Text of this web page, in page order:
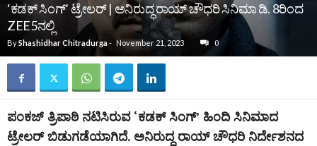
‘ಕಡಕ್ ಸಿಂಗ್’ ಟ್ರೇಲರ್‌ | ಅನಿರುದ್ಧ ರಾಯ್ ಚೌಧರಿ ಸಿನಿಮಾ ಡಿ. 8ರಿಂದ
ZEE5ನಲ್ಲಿ
ByShashidhar Chitradurga- November 21, 2023 0
ಪಂಕಜ್‌ ತ್ರಿಪಾಠಿ ನಟಿಸಿರುವ ‘ಕಡಕ್‌ ಸಿಂಗ್‌’ ಹಿಂದಿ ಸಿನಿಮಾದ
ಟ್ರೇಲರ್‌ ಬಿಡುಗಡೆಯಾಗಿದೆ. ಅನಿರುದ್ಧ ರಾಯ್‌ ಚೌಧರಿ ನಿರ್ದೇಶನದ